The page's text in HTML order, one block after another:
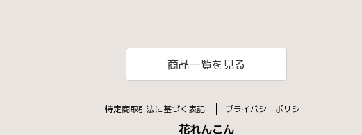
商品一覧を見る
特定商取引法に基づく表記 プライバシーポリシー
花れんこん